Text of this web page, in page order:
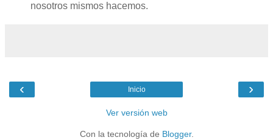
nosotros mismos hacemos.
‹ ›
Inicio
Ver versión web
Con la tecnología de Blogger.